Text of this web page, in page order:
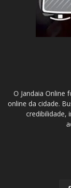
O Jandaia Online
online da cidade.
credibilidade,